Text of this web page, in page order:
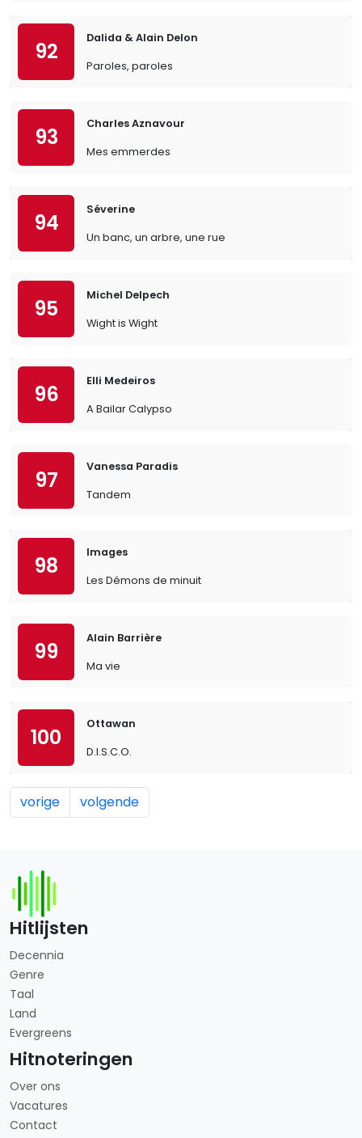
92
Dalida & Alain Delon
Paroles, paroles
93
Charles Aznavour
Mes emmerdes
94
Séverine
Un banc, un arbre, une rue
95
Michel Delpech
Wight is Wight
96
Elli Medeiros
A Bailar Calypso
97
Vanessa Paradis
Tandem
98
Images
Les Démons de minuit
99
Alain Barrière
Ma vie
100
Ottawan
D.I.S.C.O.
vorige volgende
Hitlijsten
Decennia
Genre
Taal
Land
Evergreens
Hitnoteringen
Over ons
Vacatures
Contact